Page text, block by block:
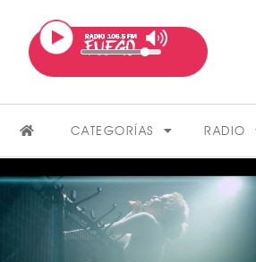
CATEGORÍAS RADIO